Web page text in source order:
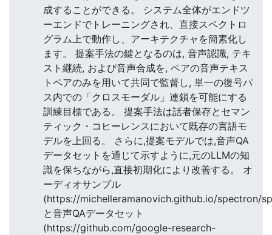
成することができる。 システム全体がエンドツ
ーエンドでトレーニングされ、直接スペクトロ
グラム上で動作し、アーキテクチャを簡素化し
ます。 提案手法の鍵となるのは, 音声認識, テキ
スト継続, および音声合成を, ペアの音声テキス
トペアのみを用いて共同で監督し, 単一の復号パ
ス内での「クロスモーダル」連鎖を可能にする
訓練目標である。 提案手法は話者保存とセマン
ティック・コヒーレンスにおいて既存の言語モ
デルを上回る。 さらに,提案モデルでは,音声QA
データセットを通じて示すように,元のLLMの知
識を保ちながら,直接初期化により改善する。 オ
ーディオサンプル
(https://michelleramanovich.github.io/spectron/
と音声QAデータセット
(https://github.com/google-research-